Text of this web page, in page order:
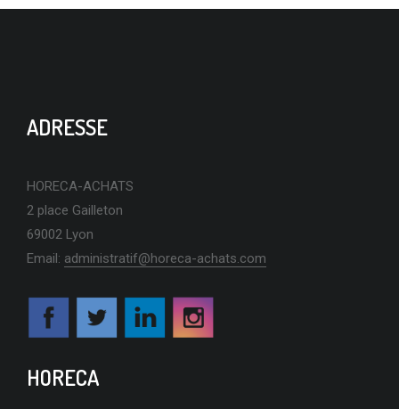
ADRESSE
HORECA-ACHATS
2 place Gailleton
69002 Lyon
Email: administratif@horeca-achats.com
HORECA